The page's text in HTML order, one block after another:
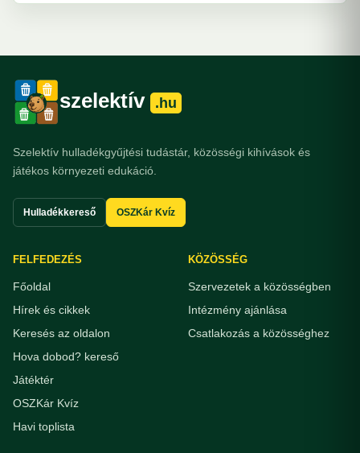
szelektív .hu
Szelektív hulladékgyűjtési tudástár, közösségi kihívások és
játékos környezeti edukáció.
Hulladékkereső OSZKár Kvíz
FELFEDEZÉS
Főoldal
Hírek és cikkek
Keresés az oldalon
Hova dobod? kereső
Játéktér
OSZKár Kvíz
Havi toplista
KÖZÖSSÉG
Szervezetek a közösségben
Intézmény ajánlása
Csatlakozás a közösséghez